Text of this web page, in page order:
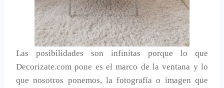
Las posibilidades son infinitas porque lo que
Decorizate.com pone es el marco de la ventana y lo
que nosotros ponemos, la fotografía o imagen que